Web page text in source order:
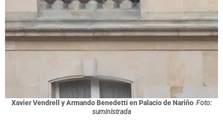
Xavier Vendrell y Armando Benedetti en Palacio de Nariño Foto:
suministrada